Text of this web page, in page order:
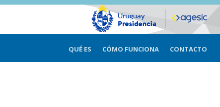
QUÉ ES CÓMO FUNCIONA CONTACTO